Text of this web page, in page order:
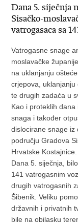
Dana 5. siječnja
Sisačko-
vatrogasaca sa
Vatrogasne snage
moslavačke
na uklanjanju
crjepova,
te drugih zadaća u
Kao i proteklih
snaga i također
dislocirane snage iz
području Gradova
Hrvatske Kostajnice.
Dana 5. siječnja,
141 vatrogasnim
drugih vatrogasnih
Šibenik. Veliku
državnih i privatnih
bile na obilasku